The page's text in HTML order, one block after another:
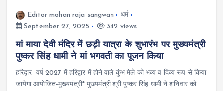
Editor mohan raja sangwan
धर्म
September 27, 2025
342 views
मां माया देवी मंदिर में छड़ी यात्रा के शुभारंभ पर मुख्यमंत्री
पुष्कर सिंह धामी ने मां भगवती का पूजन किया
हरिद्वार वर्ष 2027 में हरिद्वार में होने वाले कुंभ मेले को भव्य व दिव्य रूप से किया
जायेगा आयोजित-मुख्यमंत्री* मुख्यमंत्री श्री पुष्कर सिंह धामी ने शनिवार को